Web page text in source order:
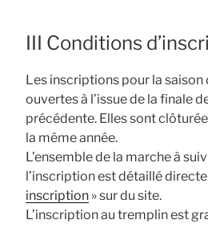
III Conditions
Les inscriptions pour la
ouvertes à l’issue de la finale
précédente. Elles sont
la même année.
L’ensemble de la marche à
l’inscription est détaillé
inscription » sur du site.
L’inscription au tremplin est